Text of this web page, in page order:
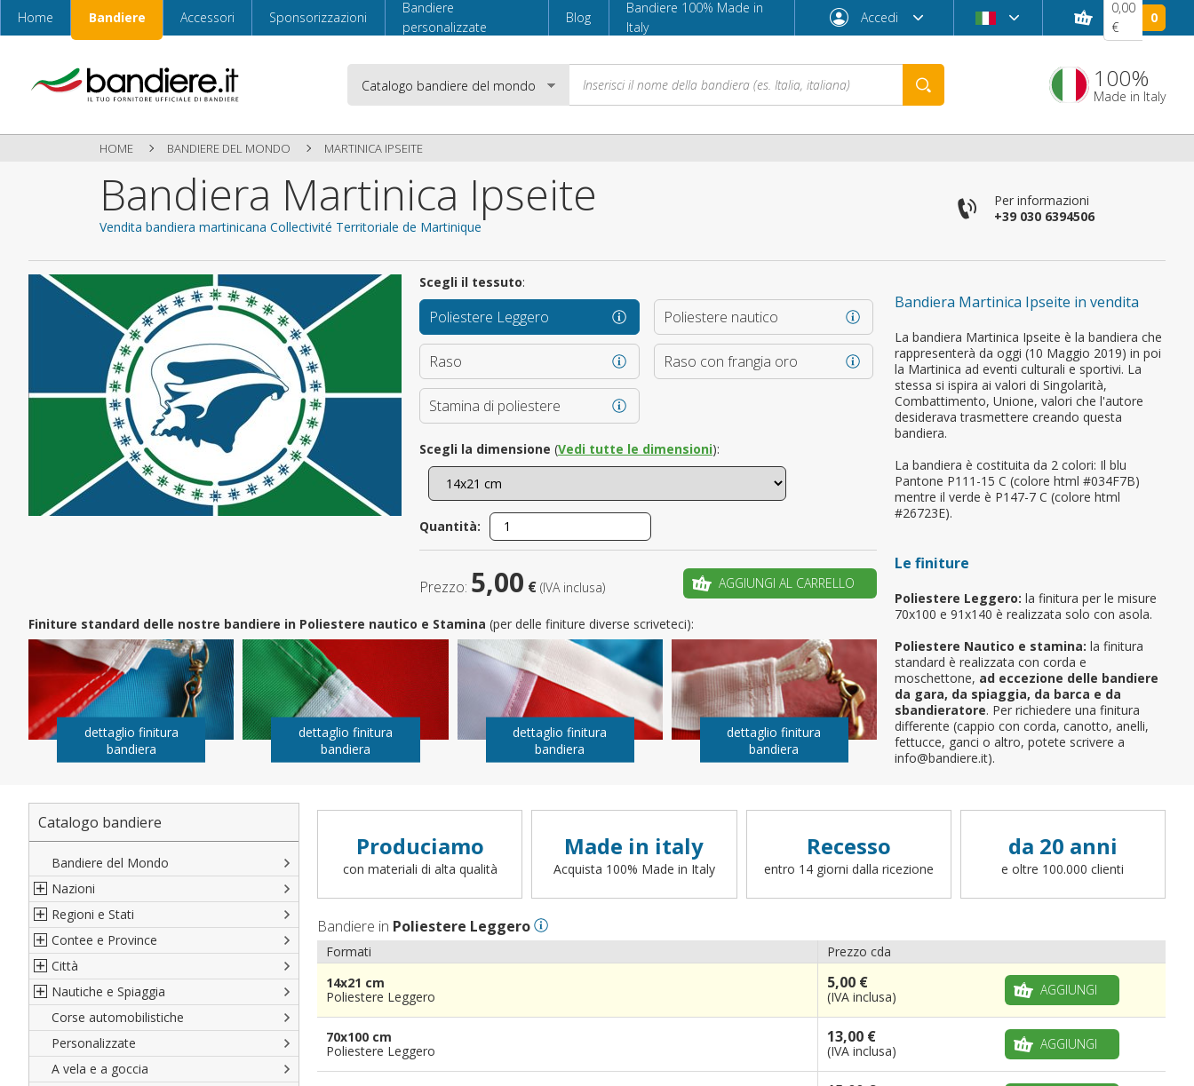
Home Bandiere Accessori Sponsorizzazioni
Bandiere
personalizzate
Blog
Bandiere 100% Made in
Italy
Accedi
Accedi
È il tuo primo ordine?
CREA UN NUOVO ACCOUNT
0,00
€
0
100%
Made in Italy
HOME BANDIERE DEL MONDO MARTINICA IPSEITE
Bandiera Martinica Ipseite
Vendita bandiera martinicana Collectivité Territoriale de Martinique
Per informazioni
+39 030 6394506
Bandiera Martinica Ipseite in vendita
La bandiera Martinica Ipseite è la bandiera che
rappresenterà da oggi (10 Maggio 2019) in poi
la Martinica ad eventi culturali e sportivi. La
stessa si ispira ai valori di Singolarità,
Combattimento, Unione, valori che l'autore
desiderava trasmettere creando questa
bandiera.
La bandiera è costituita da 2 colori: Il blu
Pantone P111-15 C (colore html #034F7B)
mentre il verde è P147-7 C (colore html
#26723E).
Le finiture
Poliestere Leggero: la finitura per le misure
70x100 e 91x140 è realizzata solo con asola.
Poliestere Nautico e stamina: la finitura
standard è realizzata con corda e
moschettone, ad eccezione delle bandiere
da gara, da spiaggia, da barca e da
sbandieratore. Per richiedere una finitura
differente (cappio con corda, canotto, anelli,
fettucce, ganci o altro, potete scrivere a
info@bandiere.it).
Scegli il tessuto:
Poliestere Leggero Poliestere nautico
Raso Raso con frangia oro
Stamina di poliestere
Scegli la dimensione (Vedi tutte le dimensioni):
Quantità:
Prezzo: 5,00 € (IVA inclusa) AGGIUNGI AL CARRELLO
Finiture standard delle nostre bandiere in Poliestere nautico e Stamina (per delle finiture diverse scriveteci):
dettaglio finitura
bandiera
dettaglio finitura
bandiera
dettaglio finitura
bandiera
dettaglio finitura
bandiera
Catalogo bandiere
Bandiere del Mondo
Nazioni
Nord America
Sud America
Europa
Africa
Asia
Oceania
Regioni e Stati
Regioni italiane
Territori Italiani
Stati USA
Francesi
Spagnole
Austriache
Contee e Province
Cantoni Svizzeri
Province Italiane
Province Spagnole
Francia d'oltremare
Territori britannici d'oltremare
Città
Città Italiane
Città spagnole
Città francesi
Città del mondo
Nautiche e Spiaggia
Militari e Mercantili
Codice internazionale nautico
Gran Pavese
Corse automobilistiche
Personalizzate
A vela e a goccia
Produciamo
con materiali di alta qualità
Made in italy
Acquista 100% Made in Italy
Recesso
entro 14 giorni dalla ricezione
da 20 anni
e oltre 100.000 clienti
Bandiere in Poliestere Leggero
Formati
Prezzo cda
14x21 cm
Poliestere Leggero
5,00 €
(IVA inclusa) AGGIUNGI
70x100 cm
Poliestere Leggero
13,00 €
(IVA inclusa) AGGIUNGI